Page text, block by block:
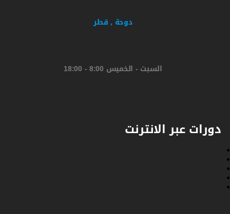
دوحة , قطر
السبت - الخميس 8:00 - 18:00
دورات عبر الانترنت